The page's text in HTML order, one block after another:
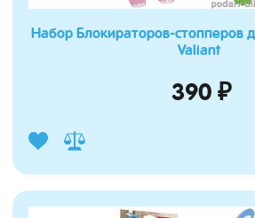
Набор Блокираторов-стопперов
Valiant
390 ₽